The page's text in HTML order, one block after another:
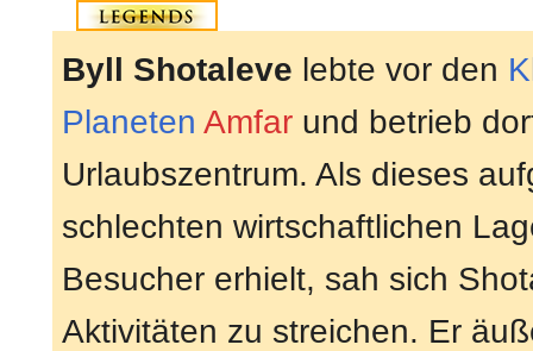
Byll Shotaleve lebte vor den
Planeten Amfar und betrieb
Urlaubszentrum. Als dieses
schlechten wirtschaftlichen
Besucher erhielt, sah sich
Aktivitäten zu streichen. Er